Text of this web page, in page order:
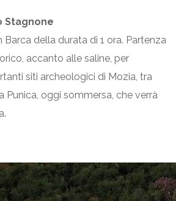
Stagnone
Barca della durata di 1 ora. Partenza
accanto alle saline, per
siti archeologici di Mozia, tra
Punica, oggi sommersa, che verrà